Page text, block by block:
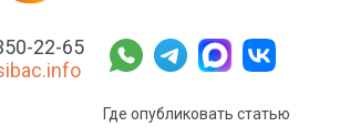
22-65
Где опубликовать статью